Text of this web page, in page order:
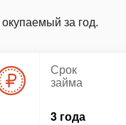
за год.
Срок
займа
3 года